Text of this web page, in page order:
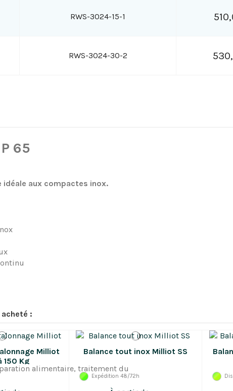
RWS-3024-15-1
RWS-3024-30-2
65
aux compactes inox.
:
Milliot
150 Kg
Balance tout inox Milliot SS
Expédition 48/72h